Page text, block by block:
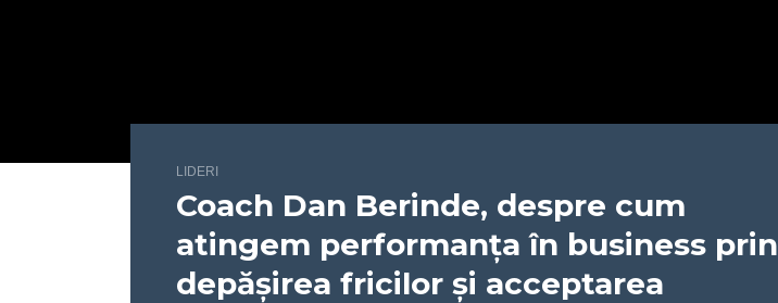
LIDERI
Coach Dan Berinde, despre cum
atingem performanța în business prin
depășirea fricilor și acceptarea